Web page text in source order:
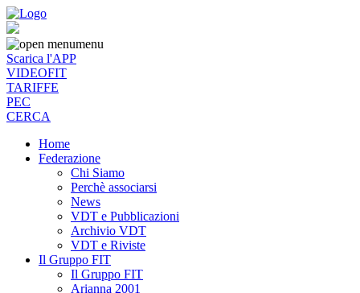
menu
Scarica l'APP
VIDEOFIT
TARIFFE
PEC
CERCA
Home
Federazione
Chi Siamo
Perchè associarsi
News
VDT e Pubblicazioni
Archivio VDT
VDT e Riviste
Il Gruppo FIT
Il Gruppo FIT
Arianna 2001